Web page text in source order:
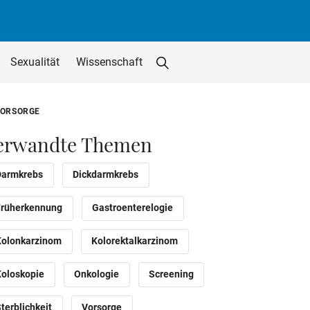
Sexualität
Wissenschaft
Themen
Dickdarmkrebs
Gastroenterelogie
Kolorektalkarzinom
Onkologie Screening
Vorsorge